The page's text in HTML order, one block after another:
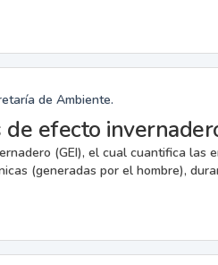
de Ambiente.
de efecto
(GEI), el cual cuantifica las
(generadas por el hombre),